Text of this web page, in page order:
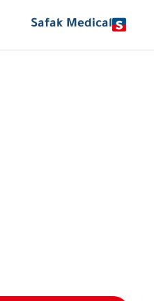
Safak Medical